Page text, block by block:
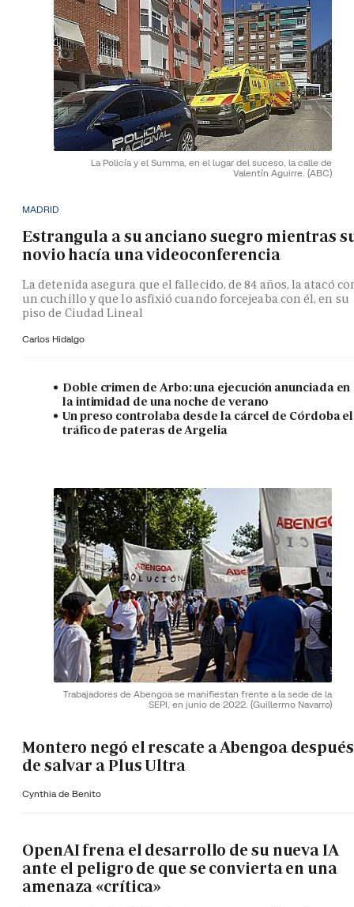
La Policía y el Summa, en el lugar del suceso, la calle de
Valentín Aguirre. (ABC)
MADRID
Estrangula a su anciano suegro mientras
novio hacía una videoconferencia
La detenida asegura que el fallecido, de 84 años, la atacó
un cuchillo y que lo asfixió cuando forcejeaba con él, en su
piso de Ciudad Lineal
Carlos Hidalgo
Doble crimen de Arbo: una ejecución anunciada en
la intimidad de una noche de verano
Un preso controlaba desde la cárcel de Córdoba el
tráfico de pateras de Argelia
Trabajadores de Abengoa se manifiestan frente a la sede de la
SEPI, en junio de 2022. (Guillermo Navarro)
Montero negó el rescate a Abengoa después
de salvar a Plus Ultra
Cynthia de Benito
OpenAI frena el desarrollo de su nueva IA
ante el peligro de que se convierta en una
amenaza «crítica»